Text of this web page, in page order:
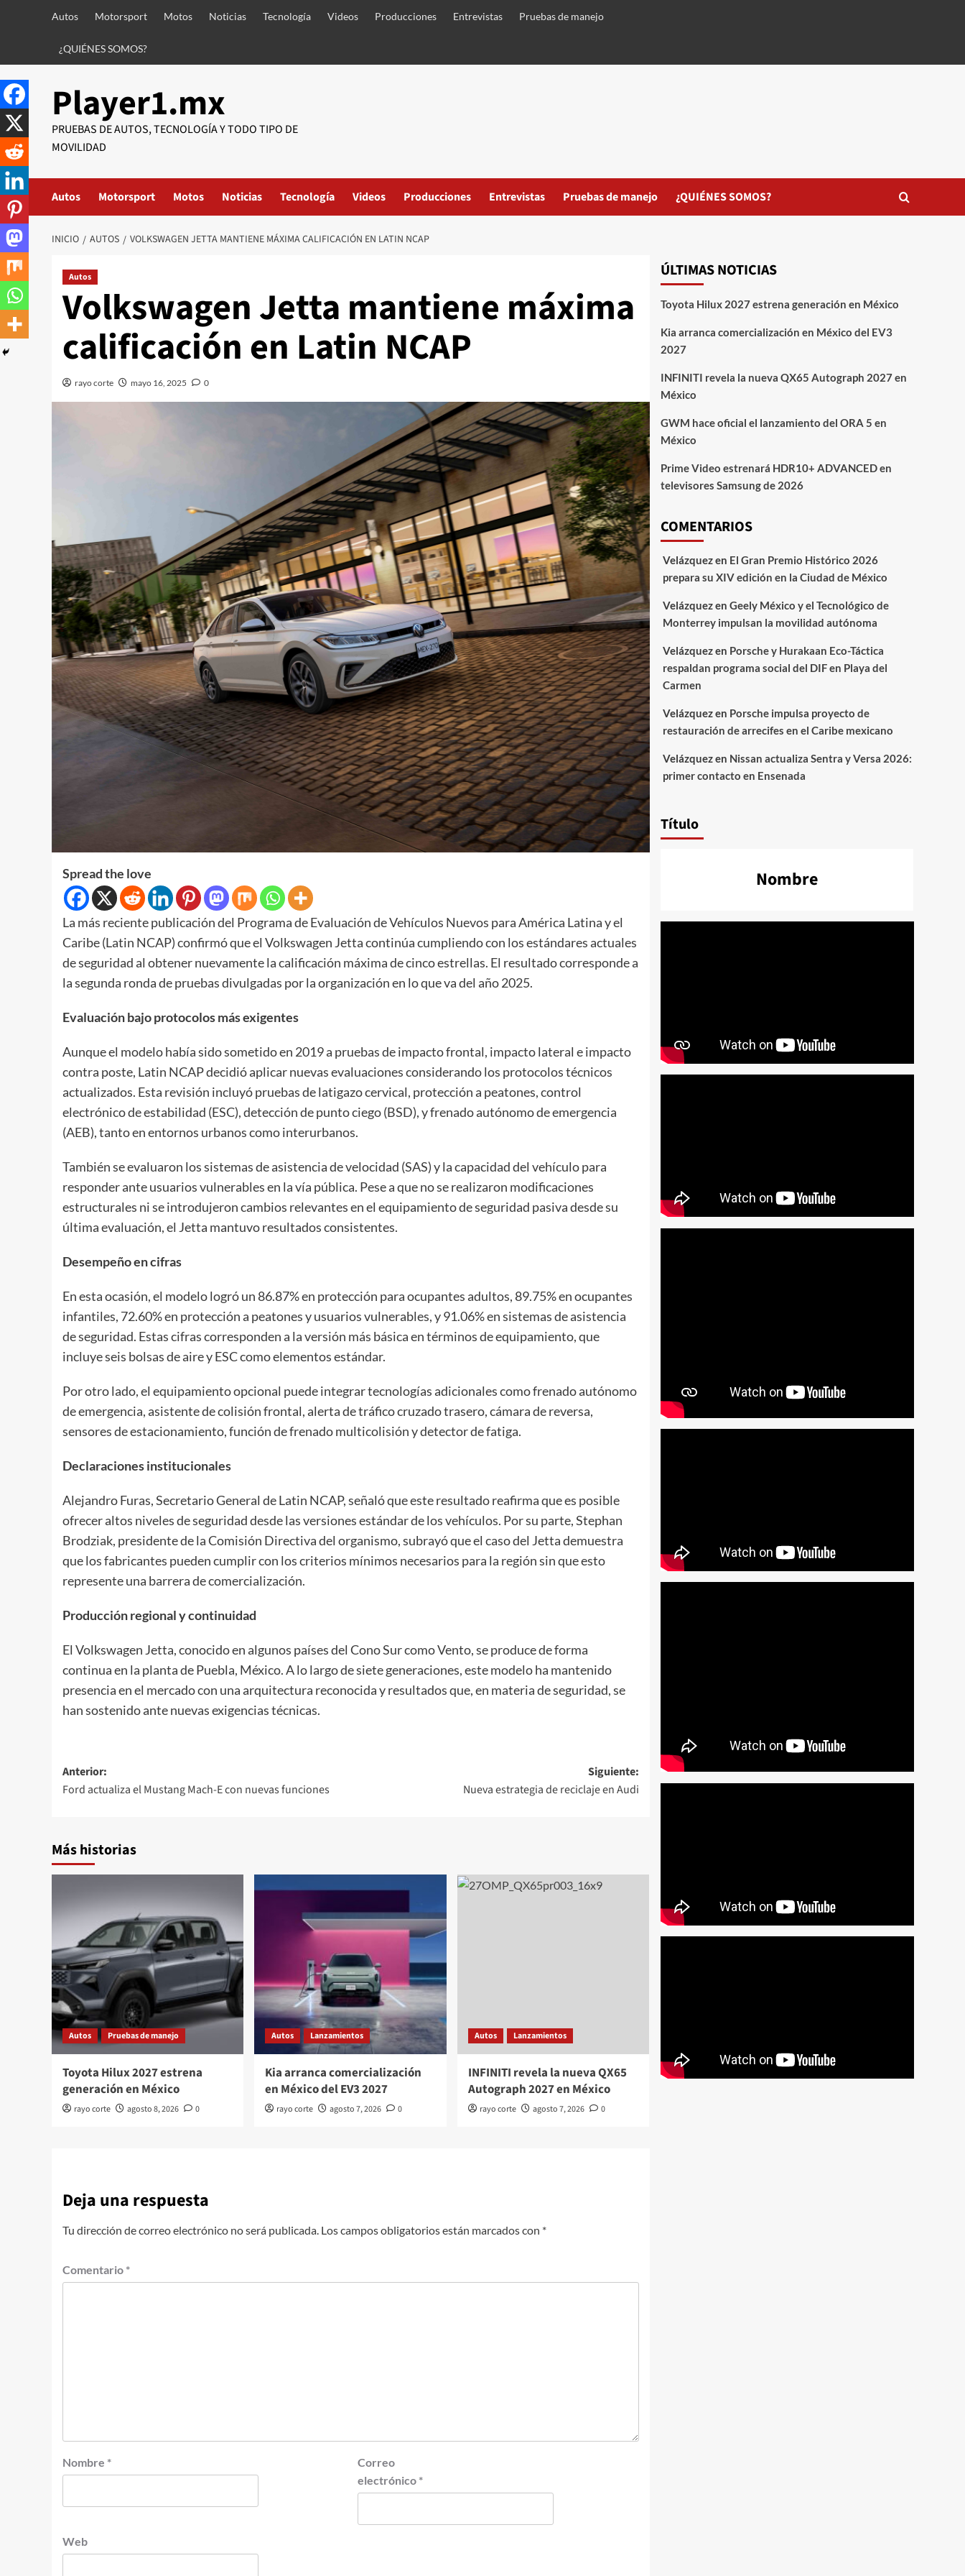
Autos Motorsport Motos Noticias Tecnología Videos Producciones Entrevistas Pruebas de manejo
¿QUIÉNES SOMOS?
Player1.mx
PRUEBAS DE AUTOS, TECNOLOGÍA Y TODO TIPO DE
MOVILIDAD
Autos Motorsport Motos Noticias Tecnología Videos Producciones Entrevistas Pruebas de manejo ¿QUIÉNES SOMOS?
INICIO AUTOS VOLKSWAGEN JETTA MANTIENE MÁXIMA CALIFICACIÓN EN LATIN NCAP
Autos
Volkswagen Jetta mantiene máxima
calificación en Latin NCAP
rayo corte mayo 16, 2025 0
Spread the love
La más reciente publicación del Programa de Evaluación de Vehículos Nuevos para América Latina y el
Caribe (Latin NCAP) confirmó que el Volkswagen Jetta continúa cumpliendo con los estándares actuales
de seguridad al obtener nuevamente la calificación máxima de cinco estrellas. El resultado corresponde a
la segunda ronda de pruebas divulgadas por la organización en lo que va del año 2025.
Evaluación bajo protocolos más exigentes
Aunque el modelo había sido sometido en 2019 a pruebas de impacto frontal, impacto lateral e impacto
contra poste, Latin NCAP decidió aplicar nuevas evaluaciones considerando los protocolos técnicos
actualizados. Esta revisión incluyó pruebas de latigazo cervical, protección a peatones, control
electrónico de estabilidad (ESC), detección de punto ciego (BSD), y frenado autónomo de emergencia
(AEB), tanto en entornos urbanos como interurbanos.
También se evaluaron los sistemas de asistencia de velocidad (SAS) y la capacidad del vehículo para
responder ante usuarios vulnerables en la vía pública. Pese a que no se realizaron modificaciones
estructurales ni se introdujeron cambios relevantes en el equipamiento de seguridad pasiva desde su
última evaluación, el Jetta mantuvo resultados consistentes.
Desempeño en cifras
En esta ocasión, el modelo logró un 86.87% en protección para ocupantes adultos, 89.75% en ocupantes
infantiles, 72.60% en protección a peatones y usuarios vulnerables, y 91.06% en sistemas de asistencia
de seguridad. Estas cifras corresponden a la versión más básica en términos de equipamiento, que
incluye seis bolsas de aire y ESC como elementos estándar.
Por otro lado, el equipamiento opcional puede integrar tecnologías adicionales como frenado autónomo
de emergencia, asistente de colisión frontal, alerta de tráfico cruzado trasero, cámara de reversa,
sensores de estacionamiento, función de frenado multicolisión y detector de fatiga.
Declaraciones institucionales
Alejandro Furas, Secretario General de Latin NCAP, señaló que este resultado reafirma que es posible
ofrecer altos niveles de seguridad desde las versiones estándar de los vehículos. Por su parte, Stephan
Brodziak, presidente de la Comisión Directiva del organismo, subrayó que el caso del Jetta demuestra
que los fabricantes pueden cumplir con los criterios mínimos necesarios para la región sin que esto
represente una barrera de comercialización.
Producción regional y continuidad
El Volkswagen Jetta, conocido en algunos países del Cono Sur como Vento, se produce de forma
continua en la planta de Puebla, México. A lo largo de siete generaciones, este modelo ha mantenido
presencia en el mercado con una arquitectura reconocida y resultados que, en materia de seguridad, se
han sostenido ante nuevas exigencias técnicas.
Navegación
de
Anterior:
Ford actualiza el Mustang Mach-E con nuevas funciones
Siguiente:
Nueva estrategia de reciclaje en Audi
Más historias
Autos Pruebas de manejo
Toyota Hilux 2027 estrena
generación en México
rayo corte agosto 8, 2026 0
Autos Lanzamientos
Kia arranca comercialización
en México del EV3 2027
rayo corte agosto 7, 2026 0
Autos Lanzamientos
INFINITI revela la nueva QX65
Autograph 2027 en México
rayo corte agosto 7, 2026 0
Deja una respuesta
Tu dirección de correo electrónico no será publicada. Los campos obligatorios están marcados con *
Comentario *
Nombre *
Correo
electrónico *
Web
ÚLTIMAS NOTICIAS
Toyota Hilux 2027 estrena generación en México
Kia arranca comercialización en México del EV3
2027
INFINITI revela la nueva QX65 Autograph 2027 en
México
GWM hace oficial el lanzamiento del ORA 5 en
México
Prime Video estrenará HDR10+ ADVANCED en
televisores Samsung de 2026
COMENTARIOS
Velázquezen El Gran Premio Histórico 2026
prepara su XIV edición en la Ciudad de México
Velázquezen Geely México y el Tecnológico de
Monterrey impulsan la movilidad autónoma
Velázquezen Porsche y Hurakaan Eco-Táctica
respaldan programa social del DIF en Playa del
Carmen
Velázquezen Porsche impulsa proyecto de
restauración de arrecifes en el Caribe mexicano
Velázquezen Nissan actualiza Sentra y Versa 2026:
primer contacto en Ensenada
Título
Nombre